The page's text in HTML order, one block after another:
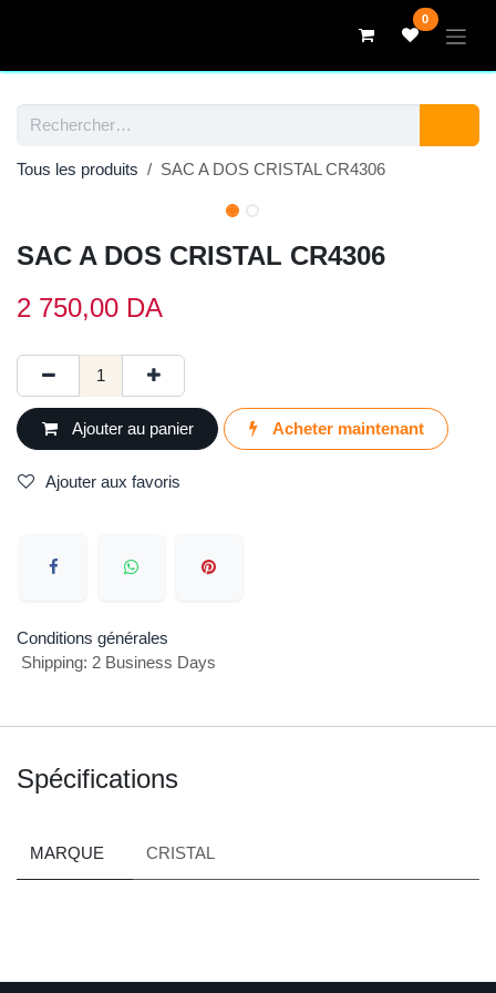
0
Tous les produits SAC A DOS CRISTAL CR4306
SAC A DOS CRISTAL CR4306
2 750,00DA
Ajouter au
panier
Acheter
maintenant
Conditions générales
Spécifications
MARQUE CRISTAL